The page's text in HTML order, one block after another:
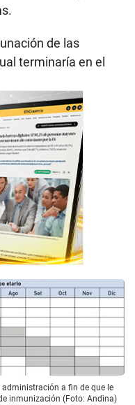
de las
terminaría en el
a fin de que le
inmunización (Foto: Andina)